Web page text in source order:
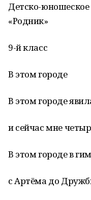
Детско-
«Родник»
9-й класс
В этом городе
В этом городе
и сейчас мне
В этом городе в
с Артёма до